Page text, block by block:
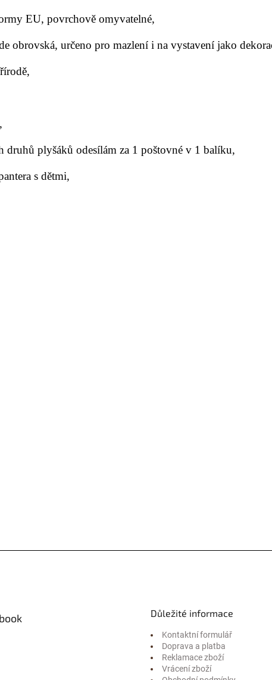
EU, povrchově omyvatelné,
obrovská, určeno pro mazlení i na vystavení jako
druhů plyšáků odesílám za 1 poštovné v 1 balíku,
s dětmi,
Důležité informace
Kontaktní formulář
Doprava a platba
Reklamace zboží
Vrácení zboží